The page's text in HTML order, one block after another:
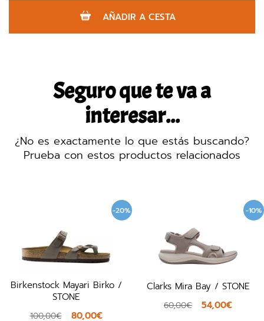
AÑADIR A CESTA
Seguro que te va a
interesar...
¿No es exactamente lo que estás buscando?
Prueba con estos productos relacionados
-20%
Birkenstock Mayari Birko /
STONE
100,00€ 80,00€
-10%
Clarks Mira Bay / STONE
60,00€ 54,00€